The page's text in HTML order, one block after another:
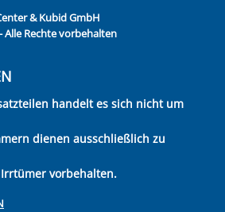
& Kubid GmbH
Alle Rechte vorbehalten
handelt es sich nicht um
dienen ausschließlich zu
vorbehalten.